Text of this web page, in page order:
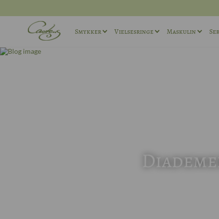
Smykker Vielsesringe Maskulin